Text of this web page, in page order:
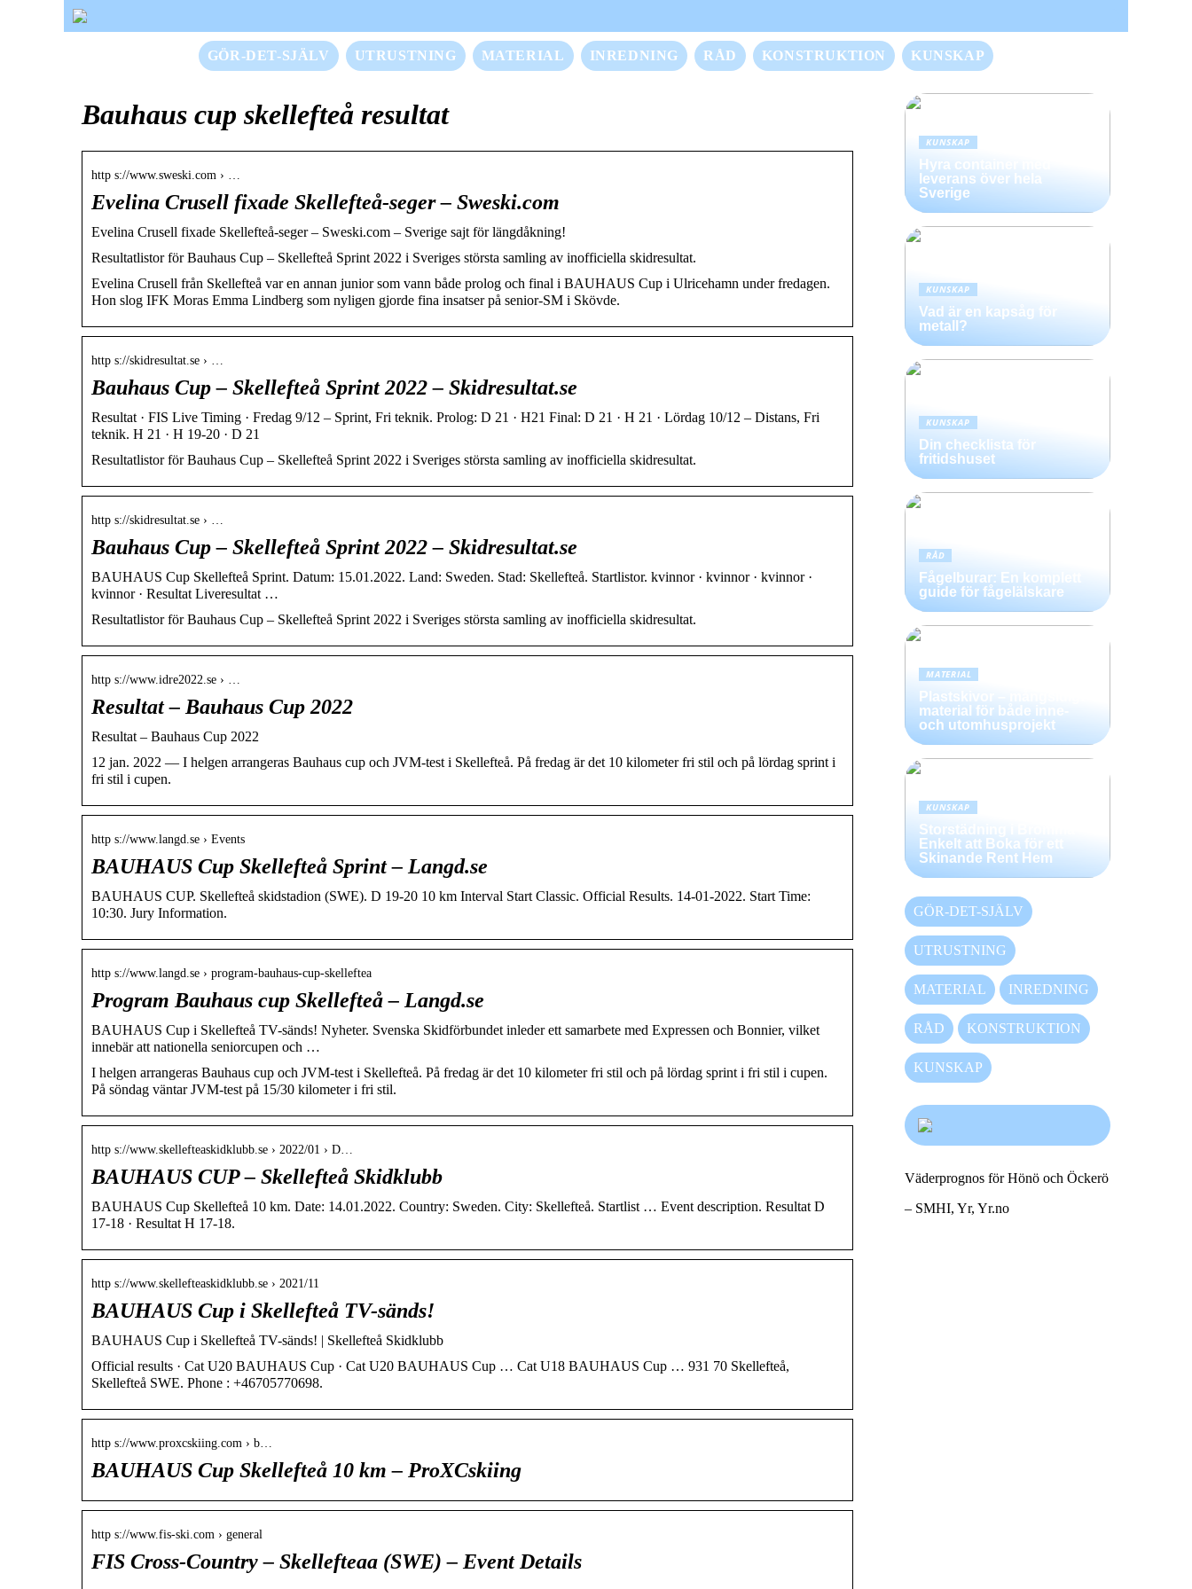
GÖR-DET-SJÄLV UTRUSTNING MATERIAL INREDNING RÅD KONSTRUKTION KUNSKAP
Bauhaus cup skellefteå resultat
http s://www.sweski.com › …
Evelina Crusell fixade Skellefteå-seger – Sweski.com
Evelina Crusell fixade Skellefteå-seger – Sweski.com – Sverige sajt för längdåkning!
Resultatlistor för Bauhaus Cup – Skellefteå Sprint 2022 i Sveriges största samling av inofficiella skidresultat.
Evelina Crusell från Skellefteå var en annan junior som vann både prolog och final i BAUHAUS Cup i Ulricehamn under fredagen.
Hon slog IFK Moras Emma Lindberg som nyligen gjorde fina insatser på senior-SM i Skövde.
http s://skidresultat.se › …
Bauhaus Cup – Skellefteå Sprint 2022 – Skidresultat.se
Resultat · FIS Live Timing · Fredag 9/12 – Sprint, Fri teknik. Prolog: D 21 · H21 Final: D 21 · H 21 · Lördag 10/12 – Distans, Fri
teknik. H 21 · H 19-20 · D 21
Resultatlistor för Bauhaus Cup – Skellefteå Sprint 2022 i Sveriges största samling av inofficiella skidresultat.
http s://skidresultat.se › …
Bauhaus Cup – Skellefteå Sprint 2022 – Skidresultat.se
BAUHAUS Cup Skellefteå Sprint. Datum: 15.01.2022. Land: Sweden. Stad: Skellefteå. Startlistor. kvinnor · kvinnor · kvinnor ·
kvinnor · Resultat Liveresultat …
Resultatlistor för Bauhaus Cup – Skellefteå Sprint 2022 i Sveriges största samling av inofficiella skidresultat.
http s://www.idre2022.se › …
Resultat – Bauhaus Cup 2022
Resultat – Bauhaus Cup 2022
12 jan. 2022 — I helgen arrangeras Bauhaus cup och JVM-test i Skellefteå. På fredag är det 10 kilometer fri stil och på lördag sprint i
fri stil i cupen.
http s://www.langd.se › Events
BAUHAUS Cup Skellefteå Sprint – Langd.se
BAUHAUS CUP. Skellefteå skidstadion (SWE). D 19-20 10 km Interval Start Classic. Official Results. 14-01-2022. Start Time:
10:30. Jury Information.
http s://www.langd.se › program-bauhaus-cup-skelleftea
Program Bauhaus cup Skellefteå – Langd.se
BAUHAUS Cup i Skellefteå TV-sänds! Nyheter. Svenska Skidförbundet inleder ett samarbete med Expressen och Bonnier, vilket
innebär att nationella seniorcupen och …
I helgen arrangeras Bauhaus cup och JVM-test i Skellefteå. På fredag är det 10 kilometer fri stil och på lördag sprint i fri stil i cupen.
På söndag väntar JVM-test på 15/30 kilometer i fri stil.
http s://www.skellefteaskidklubb.se › 2022/01 › D…
BAUHAUS CUP – Skellefteå Skidklubb
BAUHAUS Cup Skellefteå 10 km. Date: 14.01.2022. Country: Sweden. City: Skellefteå. Startlist … Event description. Resultat D
17-18 · Resultat H 17-18.
http s://www.skellefteaskidklubb.se › 2021/11
BAUHAUS Cup i Skellefteå TV-sänds!
BAUHAUS Cup i Skellefteå TV-sänds! | Skellefteå Skidklubb
Official results · Cat U20 BAUHAUS Cup · Cat U20 BAUHAUS Cup … Cat U18 BAUHAUS Cup … 931 70 Skellefteå,
Skellefteå SWE. Phone : +46705770698.
http s://www.proxcskiing.com › b…
BAUHAUS Cup Skellefteå 10 km – ProXCskiing
http s://www.fis-ski.com › general
FIS Cross-Country – Skellefteaa (SWE) – Event Details
KUNSKAP
Hyra container med
leverans över hela
Sverige
KUNSKAP
Vad är en kapsåg för
metall?
KUNSKAP
Din checklista för
fritidshuset
RÅD
Fågelburar: En komplett
guide för fågelälskare
MATERIAL
Plastskivor – mångsidigt
material för både inne-
och utomhusprojekt
KUNSKAP
Storstädning i Bromma –
Enkelt att Boka för ett
Skinande Rent Hem
GÖR-DET-SJÄLV
UTRUSTNING
MATERIAL INREDNING
RÅD KONSTRUKTION
KUNSKAP
Väderprognos för Hönö och Öckerö
– SMHI, Yr, Yr.no